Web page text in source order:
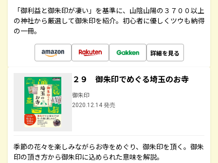
「御利益と御朱印が凄い」を基準に、山陰山陽の３７００以上
の神社から厳選して御朱印を紹介。初心者に優しくツウも納得
の一冊。
詳細を見る
２９ 御朱印でめぐる埼玉のお寺
御朱印
2020.12.14 発売
季節の花々を楽しみながらお寺をめぐり、御朱印を頂く。御朱
印の頂き方から御朱印に込められた意味を解説。